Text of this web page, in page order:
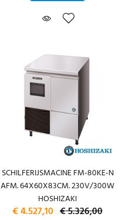
SCHILFERIJSMACINE FM-80KE-N
AFM. 64X60X83CM. 230V/300W
HOSHIZAKI
€ 4.527,10 € 5.326,00